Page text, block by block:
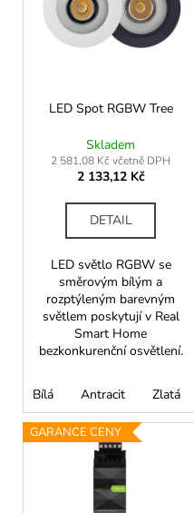
LED Spot RGBW Tree
Skladem
2 581,08 Kč včetně DPH
2 133,12 Kč
DETAIL
LED světlo RGBW se
směrovým bílým a
rozptýleným barevným
světlem poskytují v Real
Smart Home
bezkonkurenční osvětlení.
Bílá Antracit Zlatá
GARANCE CENY